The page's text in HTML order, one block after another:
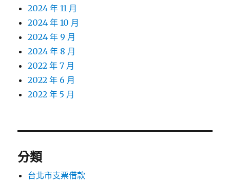
2024 年 11 月
2024 年 10 月
2024 年 9 月
2024 年 8 月
2022 年 7 月
2022 年 6 月
2022 年 5 月
分類
台北市支票借款